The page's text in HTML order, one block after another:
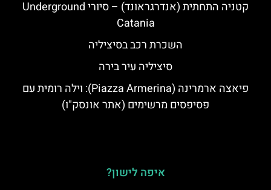
קטניה התחתית (אנדרגראונד) – סיורי Underground
Catania
השכרת רכב בסיציליה
סיציליה עיר בירה
פיאצה ארמרינה (Piazza Armerina): וילה רומית עם
פסיפסים מרשימים (אתר אונסק"ו)
איפה לישון?